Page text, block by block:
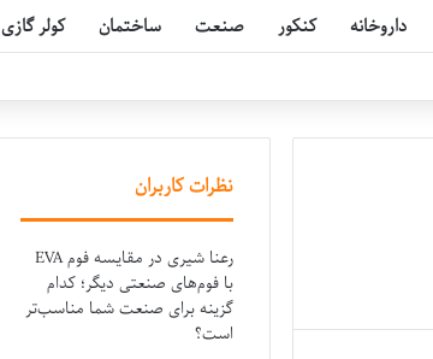
داروخانه کنکور صنعت ساختمان کولر گازی
نظرات کاربران
رعنا شیریدر
مقایسه فوم EVA
با فوم‌های صنعتی دیگر؛ کدام
گزینه برای صنعت شما مناسب‌تر
است؟